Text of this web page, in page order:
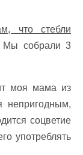
что стебли
Мы собрали 3
моя мама из
непригодным,
соцветие
употреблять